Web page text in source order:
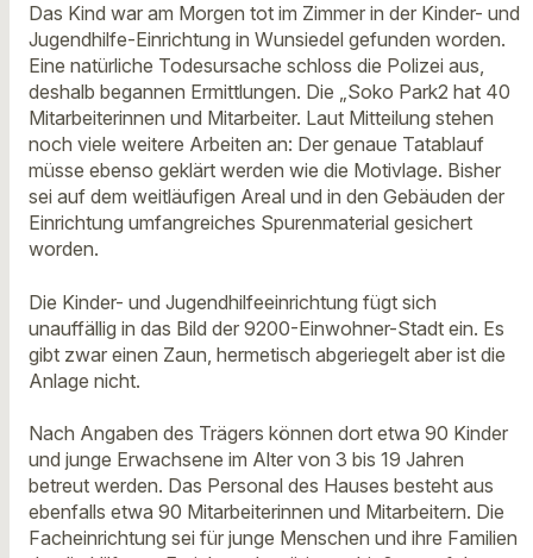
Das Kind war am Morgen tot im Zimmer in der Kinder- und
Jugendhilfe-Einrichtung in Wunsiedel gefunden worden.
Eine natürliche Todesursache schloss die Polizei aus,
deshalb begannen Ermittlungen. Die „Soko Park2 hat 40
Mitarbeiterinnen und Mitarbeiter. Laut Mitteilung stehen
noch viele weitere Arbeiten an: Der genaue Tatablauf
müsse ebenso geklärt werden wie die Motivlage. Bisher
sei auf dem weitläufigen Areal und in den Gebäuden der
Einrichtung umfangreiches Spurenmaterial gesichert
worden.
Die Kinder- und Jugendhilfeeinrichtung fügt sich
unauffällig in das Bild der 9200-Einwohner-Stadt ein. Es
gibt zwar einen Zaun, hermetisch abgeriegelt aber ist die
Anlage nicht.
Nach Angaben des Trägers können dort etwa 90 Kinder
und junge Erwachsene im Alter von 3 bis 19 Jahren
betreut werden. Das Personal des Hauses besteht aus
ebenfalls etwa 90 Mitarbeiterinnen und Mitarbeitern. Die
Facheinrichtung sei für junge Menschen und ihre Familien